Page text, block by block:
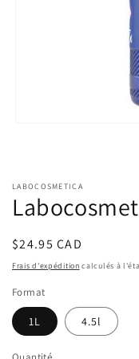
une
fenêtre
modale
LABOCOSMETICA
Prix
habituel
$24.95 CAD
Frais d'expédition calculés à
Format
1L 4.5l